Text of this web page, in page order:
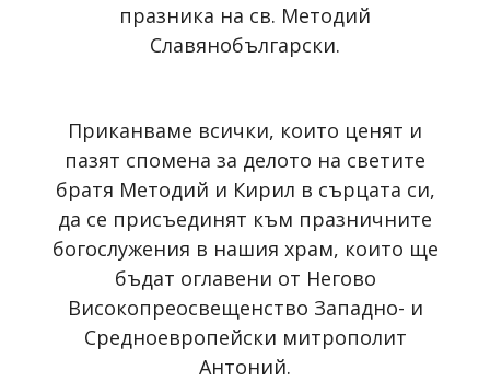
празника на св. Методий
Славянобългарски.
Приканваме всички, които ценят и
пазят спомена за делото на светите
братя Методий и Кирил в сърцата си,
да се присъединят към празничните
богослужения в нашия храм, които ще
бъдат оглавени от Негово
Високопреосвещенство Западно- и
Средноевропейски митрополит
Антоний.